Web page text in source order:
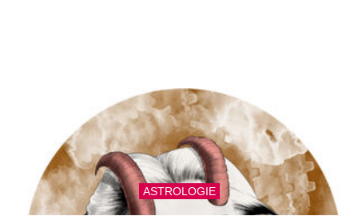
ASTROLOGIE